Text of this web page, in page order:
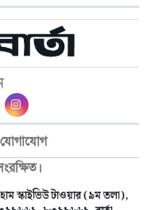
যোগাযোগ
স্কাইভিউ টাওয়ার (৯ম তলা),